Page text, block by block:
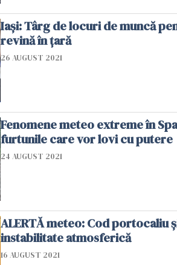
Iaşi: Târg de locuri de muncă
revină în ţară
26 AUGUST 2021
Fenomene meteo extreme în
furtunile care vor lovi cu putere
24 AUGUST 2021
ALERTĂ meteo: Cod portocaliu
instabilitate atmosferică
16 AUGUST 2021